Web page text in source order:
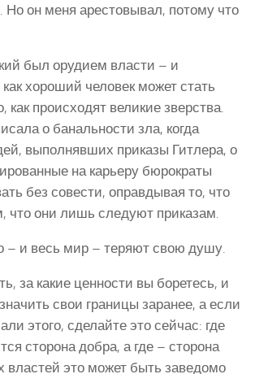
Но он меня арестовывал, потому что
был орудием власти – и
хороший человек может стать
как происходят великие зверства.
о банальности зла, когда
выполнявших приказы Гитлера, о
на карьеру бюрократы
без совести, оправдывая то, что
что они лишь следуют приказам.
– и весь мир – теряют свою душу.
за какие ценности вы боретесь, и
свои границы заранее, а если
этого, сделайте это сейчас: где
сторона добра, а где – сторона
властей это может быть заведомо